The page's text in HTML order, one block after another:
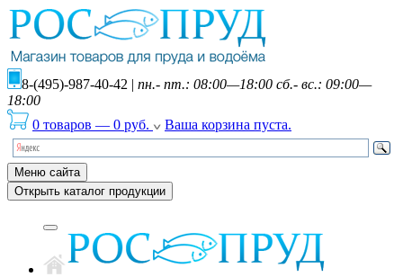
8-(495)-987-40-42 | пн.- пт.: 08:00—18:00 сб.- вс.: 09:00—
18:00
0 товаров — 0 руб. Ваша корзина пуста.
Меню сайта
Открыть каталог продукции